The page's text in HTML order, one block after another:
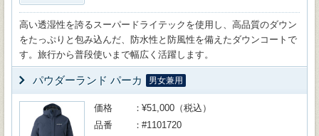
高い透湿性を誇るスーパードライテックを使用し、高品質のダウン
をたっぷりと包み込んだ、防水性と防風性を備えたダウンコートで
す。旅行から普段使いまで幅広く活躍します。
パウダーランド パーカ 男女兼用
価格
¥51,000（税込）
品番
#1101720